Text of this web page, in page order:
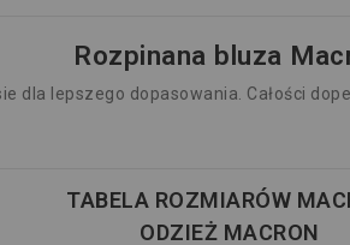
Rozpinana bluza
dla lepszego dopasowania. Całości
TABELA ROZMIARÓW
ODZIEŻ MACRON